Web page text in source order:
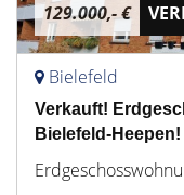
129.000,- €
Bielefeld
Verkauft!
Bielefeld-Heepen!